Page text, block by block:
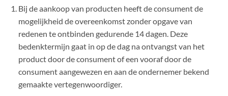
Bij de aankoop van producten heeft de consument de
mogelijkheid de overeenkomst zonder opgave van
redenen te ontbinden gedurende 14 dagen. Deze
bedenktermijn gaat in op de dag na ontvangst van het
product door de consument of een vooraf door de
consument aangewezen en aan de ondernemer bekend
gemaakte vertegenwoordiger.